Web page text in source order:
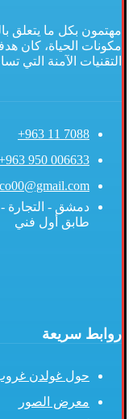
مهتمون بكل ما يتعلق
مكونات الحياة، كان
التقنيات الآمنة التي
7088 11 963+
006633 950 963+
دمشق - التجارة
طابق أول فني
روابط سريعة
حول غولدن
معرض الصور